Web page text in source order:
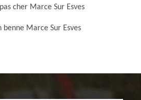
cher Marce Sur Esves
benne Marce Sur Esves